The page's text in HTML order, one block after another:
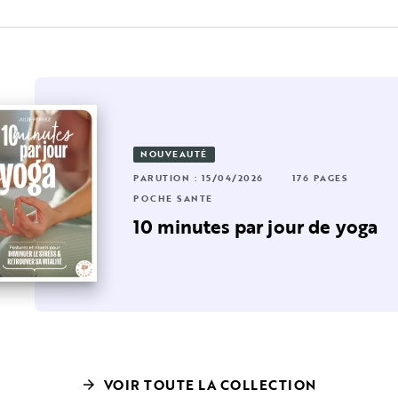
PAGES
pour
: 26/03/2025
224 PAGES
SANTÉ
minutes pour détendre
muscles du stre…
NOUVEAUTÉ
PARUTION : 15/04/2026
176 PAGES
POCHE SANTÉ
10 minutes par jour de yoga
arrow_forward VOIR TOUTE LA COLLECTION